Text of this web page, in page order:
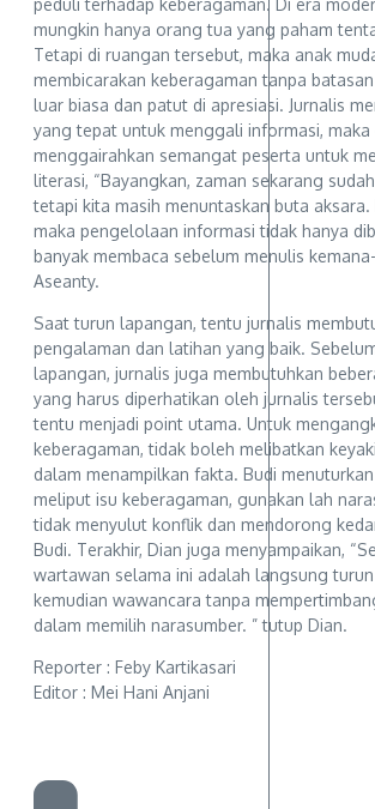
peduli terhadap keberagaman. Di era
mungkin hanya orang tua yang paham
Tetapi di ruangan tersebut, maka anak
membicarakan keberagaman tanpa
luar biasa dan patut di apresiasi. Jurnalis
yang tepat untuk menggali informasi, maka
menggairahkan semangat peserta untuk
literasi, “Bayangkan, zaman sekarang
tetapi kita masih menuntaskan buta
maka pengelolaan informasi tidak hanya
banyak membaca sebelum menulis
Aseanty.
Saat turun lapangan, tentu jurnalis
pengalaman dan latihan yang baik.
lapangan, jurnalis juga membutuhkan
yang harus diperhatikan oleh jurnalis
tentu menjadi point utama. Untuk
keberagaman, tidak boleh melibatkan
dalam menampilkan fakta. Budi
meliput isu keberagaman, gunakan lah
tidak menyulut konflik dan mendorong
Budi. Terakhir, Dian juga menyampaikan,
wartawan selama ini adalah langsung
kemudian wawancara tanpa
dalam memilih narasumber. ” tutup Dian.
Reporter : Feby Kartikasari
Editor : Mei Hani Anjani